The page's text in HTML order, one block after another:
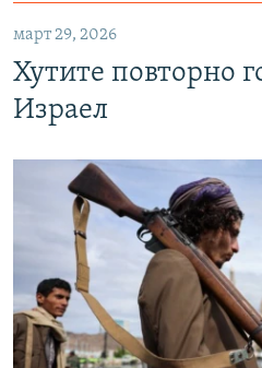
март 29, 2026
Хутите повторно
Израел